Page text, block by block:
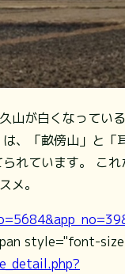
山が白くなってい
、「畝傍山」と「
れています。 こ
メ。
style="font-